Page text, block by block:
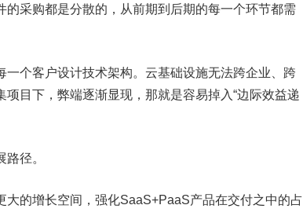
采购都是分散的，从前期到后期的每一个环节都需
个客户设计技术架构。云基础设施无法跨企业、跨
目下，弊端逐渐显现，那就是容易掉入“边际效益递
径。
的增长空间，强化SaaS+PaaS产品在交付之中的占